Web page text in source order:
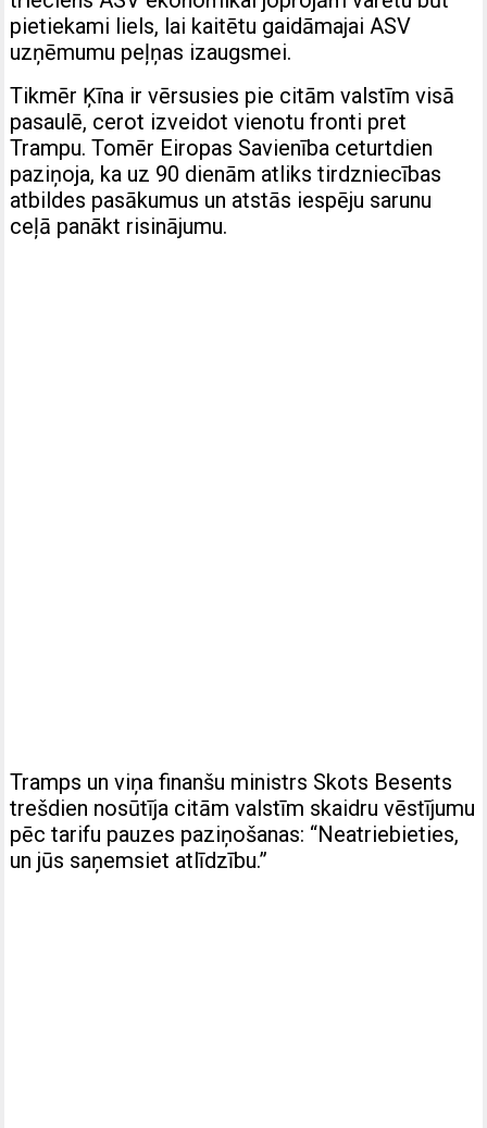
pietiekami liels, lai kaitētu gaidāmajai ASV
uzņēmumu peļņas izaugsmei.
Tikmēr Ķīna ir vērsusies pie citām valstīm visā
pasaulē, cerot izveidot vienotu fronti pret
Trampu. Tomēr Eiropas Savienība ceturtdien
paziņoja, ka uz 90 dienām atliks tirdzniecības
atbildes pasākumus un atstās iespēju sarunu
ceļā panākt risinājumu.
Tramps un viņa finanšu ministrs Skots Besents
trešdien nosūtīja citām valstīm skaidru vēstījumu
pēc tarifu pauzes paziņošanas: “Neatriebieties,
un jūs saņemsiet atlīdzību.”